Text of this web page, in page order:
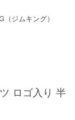
（ジムキング）
ロゴ入り 半